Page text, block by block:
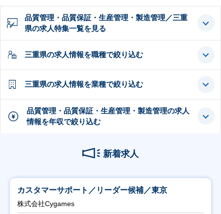
品質管理・品質保証・生産管理・製造管理／三重
県の求人特集一覧を見る
三重県の求人情報を職種で絞り込む
三重県の求人情報を業種で絞り込む
品質管理・品質保証・生産管理・製造管理の求人
情報を年収で絞り込む
新着求人
カスタマーサポート／リーダー候補／東京
株式会社Cygames